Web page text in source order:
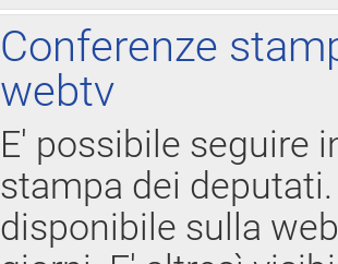
Conferenze
webtv
E' possibile seguire
stampa dei
disponibile sulla